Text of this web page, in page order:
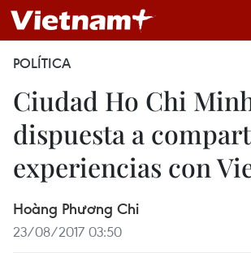
POLÍTICA
Ciudad Ho Chi
dispuesta a
experiencias con
Hoàng Phương Chi
23/08/2017 03:50